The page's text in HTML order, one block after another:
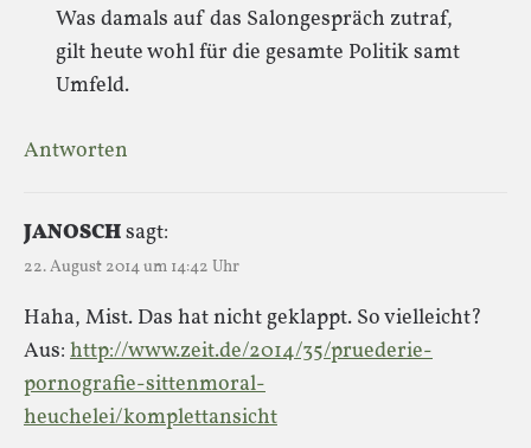
Was damals auf das Salongespräch zutraf,
gilt heute wohl für die gesamte Politik samt
Umfeld.
Antworten
JANOSCHsagt:
22. August 2014 um 14:42 Uhr
Haha, Mist. Das hat nicht geklappt. So vielleicht?
Aus: http://www.zeit.de/2014/35/pruederie-
pornografie-sittenmoral-
heuchelei/komplettansicht